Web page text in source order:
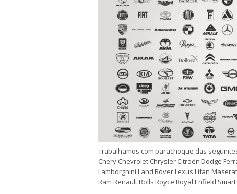
Trabalhamos com parachoque das
Chery Chevrolet Chrysler Citroën Dodge
Lamborghini Land Rover Lexus Lifan
Ram Renault Rolls Royce Royal Enfield